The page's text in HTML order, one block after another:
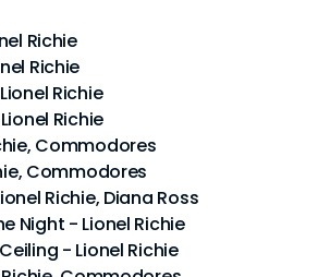
Richie
Richie
Richie
Richie
Commodores
Commodores
Richie, Diana Ross
Night - Lionel Richie
- Lionel Richie